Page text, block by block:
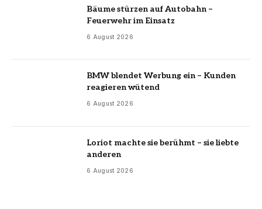
Bäume stürzen auf Autobahn –
Feuerwehr im Einsatz
6 August 2026
BMW blendet Werbung ein – Kunden
reagieren wütend
6 August 2026
Loriot machte sie berühmt – sie liebte
anderen
6 August 2026